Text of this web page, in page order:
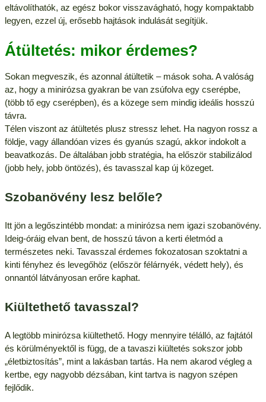
eltávolíthatók, az egész bokor visszavágható, hogy kompaktabb
legyen, ezzel új, erősebb hajtások indulását segítjük.
Átültetés: mikor érdemes?
Sokan megveszik, és azonnal átültetik – mások soha. A valóság
az, hogy a minirózsa gyakran be van zsúfolva egy cserépbe,
(több tő egy cserépben), és a közege sem mindig ideális hosszú
távra.
Télen viszont az átültetés plusz stressz lehet. Ha nagyon rossz a
földje, vagy állandóan vizes és gyanús szagú, akkor indokolt a
beavatkozás. De általában jobb stratégia, ha először stabilizálod
(jobb hely, jobb öntözés), és tavasszal kap új közeget.
Szobanövény lesz belőle?
Itt jön a legőszintébb mondat: a minirózsa nem igazi szobanövény.
Ideig-óráig elvan bent, de hosszú távon a kerti életmód a
természetes neki. Tavasszal érdemes fokozatosan szoktatni a
kinti fényhez és levegőhöz (először félárnyék, védett hely), és
onnantól látványosan erőre kaphat.
Kiültethető tavasszal?
A legtöbb minirózsa kiültethető. Hogy mennyire télálló, az fajtától
és körülményektől is függ, de a tavaszi kiültetés sokszor jobb
„életbiztosítás”, mint a lakásban tartás. Ha nem akarod végleg a
kertbe, egy nagyobb dézsában, kint tartva is nagyon szépen
fejlődik.